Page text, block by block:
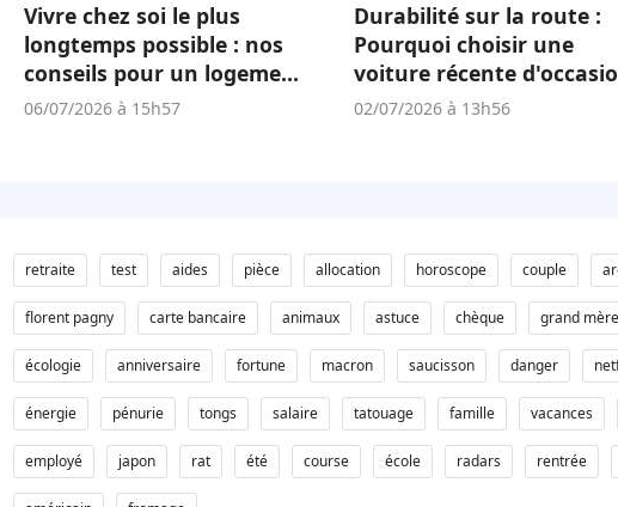
Vivre chez soi le plus
longtemps possible : nos
conseils pour un logement
adapté
06/07/2026 à 15h57
Durabilité sur la route :
Pourquoi choisir une
voiture récente
est un atout écologique
02/07/2026 à 13h56
retraite test aides pièce allocation horoscope couple
florent pagny carte bancaire animaux astuce chèque grand mère
écologie anniversaire fortune macron saucisson danger
énergie pénurie tongs salaire tatouage famille vacances
employé japon rat été course école radars rentrée